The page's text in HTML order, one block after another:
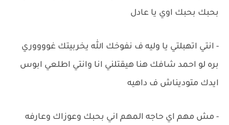
بحبك بحبك اوي يا عادل
- انتي اتهبلتي يا وليه ف نفوخك الله يخربيتك غووووري
بره لو احمد شافك هنا هيقتلني انا وانتي اطلعي ابوس
ايدك متوديناش ف داهيه
- مش مهم اي حاجه المهم اني بحبك وعوزاك وعارفه